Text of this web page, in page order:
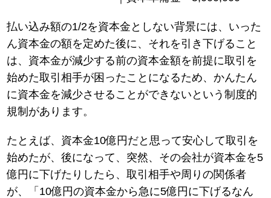
払い込み額の1/2を資本金としない背景には、いった
ん資本金の額を定めた後に、それを引き下げること
は、資本金が減少する前の資本金額を前提に取引を
始めた取引相手が困ったことになるため、かんたん
に資本金を減少させることができないという制度的
規制があります。
たとえば、資本金10億円だと思って安心して取引を
始めたが、後になって、突然、その会社が資本金を5
億円に下げたりしたら、取引相手や周りの関係者
が、「10億円の資本金から急に5億円に下げるなん